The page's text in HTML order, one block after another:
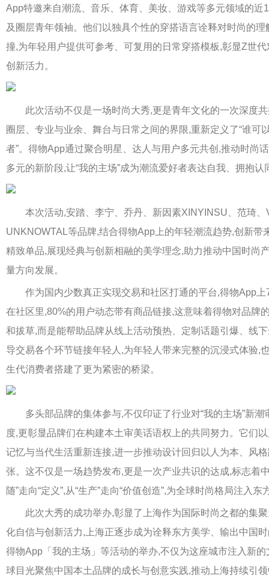
App特邀来自潮流、音乐、体育、美妆、游戏等多元领域的近
及圈层青年领袖。他们以独具个性的穿搭语言诠释对时尚的理
撞,为年轻用户提供可参考、可复用的日常穿搭模板,彰显Z世
创新活力。
此次活动不仅是一场时尚大秀,更是青年文化的一次深度共
圈层、专业与业余、舞台与日常之间的界限,重新定义了“谁可
者”。得物App通过聚合明星、达人与用户多元共创,推动时尚
多元的新阶段,让“我的主场”成为潮流爱好者表达自我、拥抱认
本次活动,安踏、李宁、乔丹、新因素XINYINSU、范琦、
UNKNOWTAL等品牌,结合得物App上的年轻潮流趋势,创新带
精致单品,展现经典与创新相融的美学理念,助力推动中国时尚
量方向发展。
作为国内少数真正实现交易和社区打通的平台,得物App上
在社区里,80%的用户动态带有商品链接,这意味着得物对品牌
和拔草,而是能帮助品牌从线上活动预热、定制话题引爆、线
导交易各个环节链接年轻人,为年轻人带来完整的沉浸式体验,
生代消费者搭建了更为紧密的桥梁。
多头部品牌的集体参与,不仅印证了行业对“我的主场”新潮
度,更彰显品牌们在构建本土审美话语权上的共同努力。它们
记忆与当代生活重新连接,进一步推动设计回归以人为本、风
张。这不仅是一场趋势发布,更是一次产业共识的达成,标志着
随”走向“定义”,从“生产”走向“价值创造”,为全球时尚格局注入
此次大秀的成功举办,彰显了上海作为国际时尚之都的集聚
化自信与创新活力,上海正逐步成为诠释东方美学、输出中国
得物App「我的主场」等活动的举办,不仅为这座城市注入新
球目光聚焦中国本土品牌的成长与创意实践,推动上海持续引